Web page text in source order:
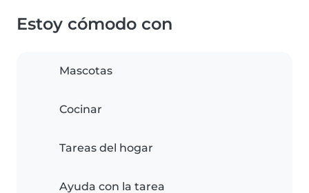
Estoy cómodo con
Mascotas
Cocinar
Tareas del hogar
Ayuda con la tarea